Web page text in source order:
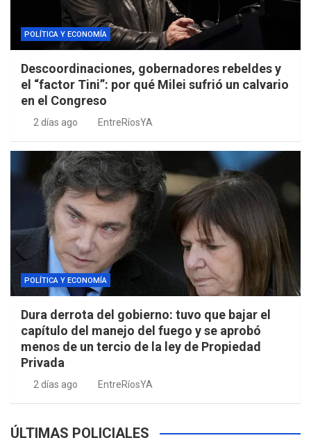
POLÍTICA Y ECONOMÍA
Descoordinaciones, gobernadores rebeldes y
el “factor Tini”: por qué Milei sufrió un calvario
en el Congreso
2 días ago EntreRíosYA
POLÍTICA Y ECONOMÍA
Dura derrota del gobierno: tuvo que bajar el
capítulo del manejo del fuego y se aprobó
menos de un tercio de la ley de Propiedad
Privada
2 días ago EntreRíosYA
ÚLTIMAS POLICIALES